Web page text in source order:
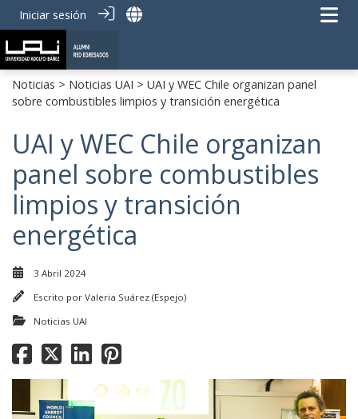
Iniciar sesión
Noticias > Noticias UAI > UAI y WEC Chile organizan panel
sobre combustibles limpios y transición energética
UAI y WEC Chile organizan
panel sobre combustibles
limpios y transición
energética
3 Abril 2024
Escrito por Valeria Suárez (Espejo)
Noticias UAI